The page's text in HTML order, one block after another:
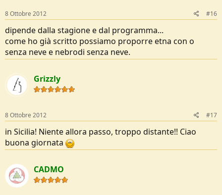
8 Ottobre 2012 #16
dipende dalla stagione e dal programma...
come ho già scritto possiamo proporre etna con o
senza neve e nebrodi senza neve.
Grizzly
8 Ottobre 2012 #17
in Sicilia! Niente allora passo, troppo distante!! Ciao
buona giornata
CADMO